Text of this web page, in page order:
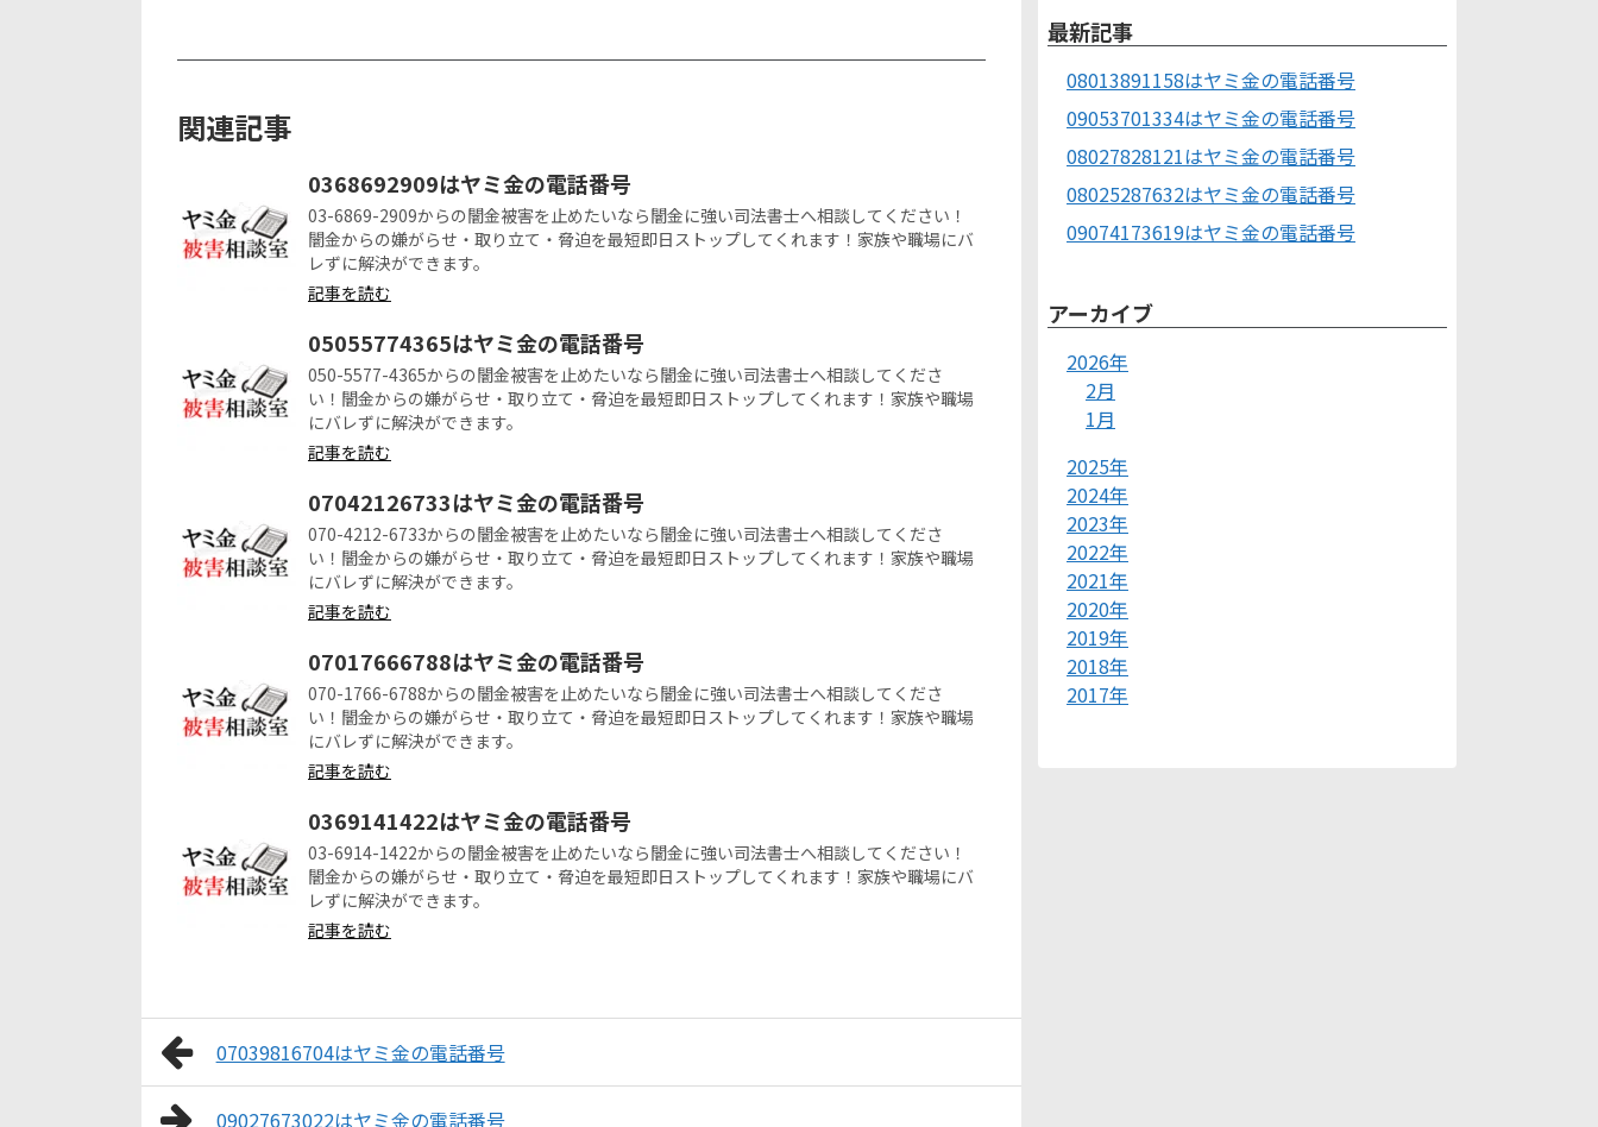
関連記事
0368692909はヤミ金の電話番号
03-6869-2909からの闇金被害を止めたいなら闇金に強い司法書士へ相談してください！
闇金からの嫌がらせ・取り立て・脅迫を最短即日ストップしてくれます！家族や職場にバ
レずに解決ができます。
記事を読む
05055774365はヤミ金の電話番号
050-5577-4365からの闇金被害を止めたいなら闇金に強い司法書士へ相談してくださ
い！闇金からの嫌がらせ・取り立て・脅迫を最短即日ストップしてくれます！家族や職場
にバレずに解決ができます。
記事を読む
07042126733はヤミ金の電話番号
070-4212-6733からの闇金被害を止めたいなら闇金に強い司法書士へ相談してくださ
い！闇金からの嫌がらせ・取り立て・脅迫を最短即日ストップしてくれます！家族や職場
にバレずに解決ができます。
記事を読む
07017666788はヤミ金の電話番号
070-1766-6788からの闇金被害を止めたいなら闇金に強い司法書士へ相談してくださ
い！闇金からの嫌がらせ・取り立て・脅迫を最短即日ストップしてくれます！家族や職場
にバレずに解決ができます。
記事を読む
0369141422はヤミ金の電話番号
03-6914-1422からの闇金被害を止めたいなら闇金に強い司法書士へ相談してください！
闇金からの嫌がらせ・取り立て・脅迫を最短即日ストップしてくれます！家族や職場にバ
レずに解決ができます。
記事を読む
07039816704はヤミ金の電話番号
09027673022はヤミ金の電話番号
最新記事
08013891158はヤミ金の電話番号
09053701334はヤミ金の電話番号
08027828121はヤミ金の電話番号
08025287632はヤミ金の電話番号
09074173619はヤミ金の電話番号
アーカイブ
2026年
2月
1月
2025年
2024年
2023年
2022年
2021年
2020年
2019年
2018年
2017年